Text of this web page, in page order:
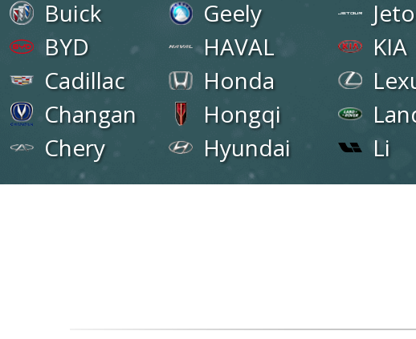
Buick
BYD
Cadillac
Changan
Chery
Geely
HAVAL
Honda
Hongqi
Hyundai
KIA
Li